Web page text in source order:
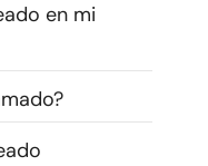
en mi